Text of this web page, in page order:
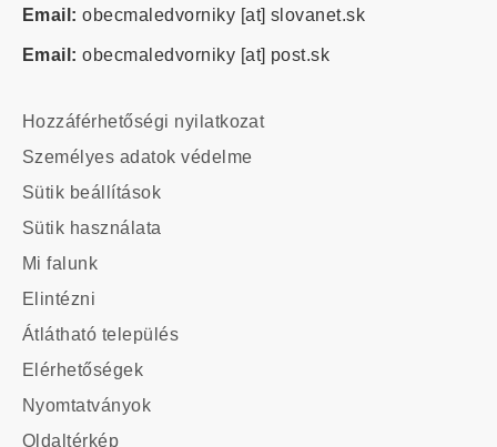
Email: obecmaledvorniky [at] slovanet.sk
Email: obecmaledvorniky [at] post.sk
Main
navigation
Mi falunk
Elintézni
Átlátható település
Elérhetőségek
Footer
custom
Nyomtatványok
Oldaltérkép
Footer
-
Hozzáférhetőségi nyilatkozat
Személyes adatok védelme
Sütik beállítások
Sütik használata